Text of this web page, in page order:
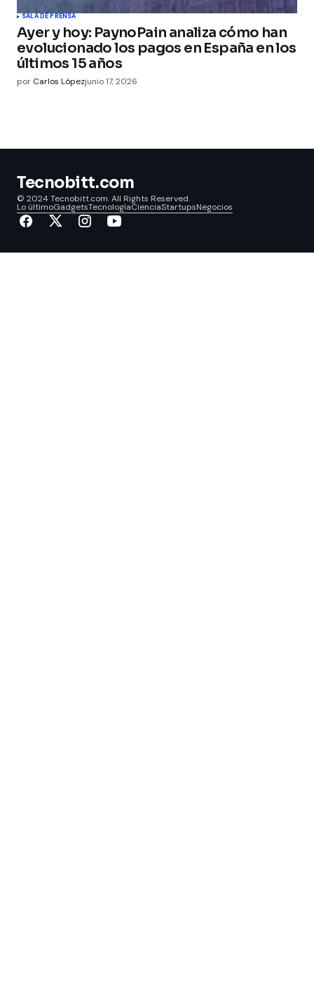
SALA DE PRENSA
Ayer y hoy: PaynoPain analiza cómo han
evolucionado los pagos en España en los
últimos 15 años
por Carlos Lópezjunio 17, 2026
Tecnobitt.com
© 2024 Tecnobitt.com. All Rights Reserved.
Lo últimoGadgetsTecnologíaCienciaStartupsNegocios